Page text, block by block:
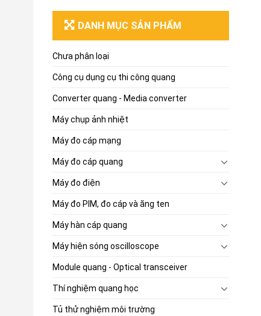
DANH MỤC SẢN PHẨM
Chưa phân loại
Công cụ dụng cụ thi công quang
Converter quang - Media converter
Máy chụp ảnh nhiệt
Máy đo cáp mạng
Máy đo cáp quang
Máy đo điện
Máy đo PIM, đo cáp và ăng ten
Máy hàn cáp quang
Máy hiện sóng oscilloscope
Module quang - Optical transceiver
Thí nghiệm quang học
Tủ thử nghiệm môi trường